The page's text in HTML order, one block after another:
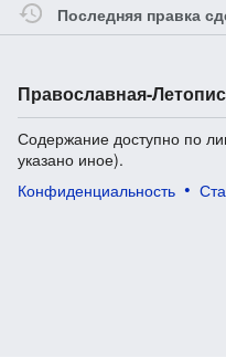
Последняя правка
Православная-
Содержание доступно по
указано иное).
Конфиденциальность